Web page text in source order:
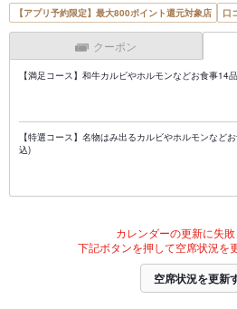
【アプリ予約限定】最大800ポイント還元対象店 口
クーポン
【満足コース】和牛カルビやホルモンなどお食事14
【特選コース】名物はみ出るカルビやホルモンなど
込)
カレンダーの更新に失敗
下記ボタンを押して空席状況を
空席状況を更新